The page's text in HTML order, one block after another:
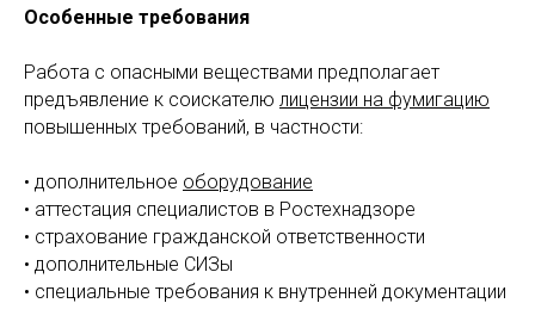
Особенные требования
Работа с опасными веществами предполагает
предъявление к соискателю лицензии на фумигацию
повышенных требований, в частности:
• дополнительное оборудование
• аттестация специалистов в Ростехнадзоре
• страхование гражданской ответственности
• дополнительные СИЗы
• специальные требования к внутренней документации